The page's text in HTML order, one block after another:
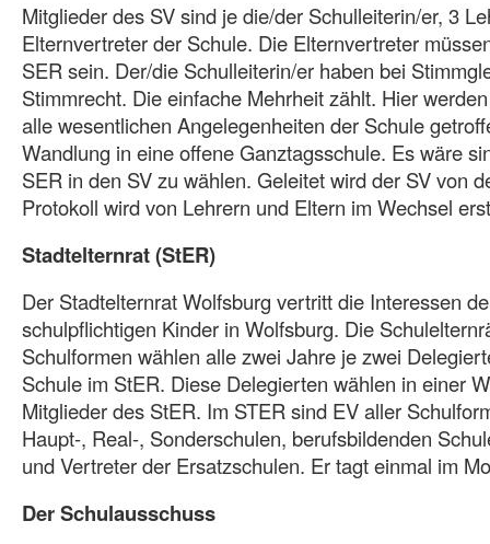
Mitglieder des SV sind je die/der Schulleiterin/er, 3
Elternvertreter der Schule. Die Elternvertreter
SER sein. Der/die Schulleiterin/er haben bei
Stimmrecht. Die einfache Mehrheit zählt. Hier
alle wesentlichen Angelegenheiten der Schule
Wandlung in eine offene Ganztagsschule. Es wäre
SER in den SV zu wählen. Geleitet wird der SV von
Protokoll wird von Lehrern und Eltern im Wechsel
Stadtelternrat (StER)
Der Stadtelternrat Wolfsburg vertritt die Interessen
schulpflichtigen Kinder in Wolfsburg. Die
Schulformen wählen alle zwei Jahre je zwei
Schule im StER. Diese Delegierten wählen in einer
Mitglieder des StER. Im STER sind EV aller
Haupt-, Real-, Sonderschulen, berufsbildenden
und Vertreter der Ersatzschulen. Er tagt einmal im
Der Schulausschuss